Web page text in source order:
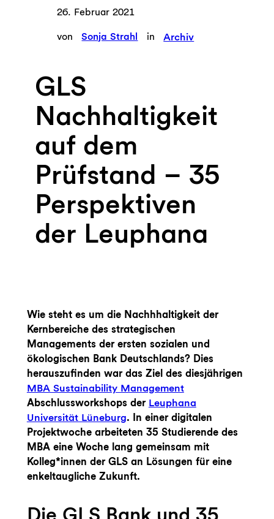
26. Februar 2021
von Sonja Strahl in Archiv
GLS
Nachhaltigkeit
auf dem
Prüfstand – 35
Perspektiven
der Leuphana
Wie steht es um die Nachhhaltigkeit der
Kernbereiche des strategischen
Managements der ersten sozialen und
ökologischen Bank Deutschlands? Dies
herauszufinden war das Ziel des diesjährigen
MBA Sustainability Management
Abschlussworkshops der Leuphana
Universität Lüneburg. In einer digitalen
Projektwoche arbeiteten 35 Studierende des
MBA eine Woche lang gemeinsam mit
Kolleg*innen der GLS an Lösungen für eine
enkeltaugliche Zukunft.
Die GLS Bank und 35